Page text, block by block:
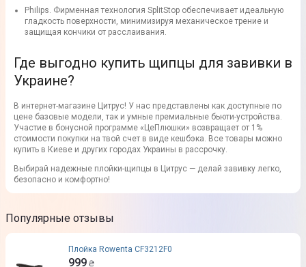
Philips. Фирменная технология SplitStop обеспечивает идеальную
гладкость поверхности, минимизируя механическое трение и
защищая кончики от расслаивания.
Где выгодно купить щипцы для завивки в
Украине?
В интернет-магазине Цитрус! У нас представлены как доступные по
цене базовые модели, так и умные премиальные бьюти-устройства.
Участие в бонусной программе «ЦеПлюшки» возвращает от 1%
стоимости покупки на твой счет в виде кешбэка. Все товары можно
купить в Киеве и других городах Украины в рассрочку.
Выбирай надежные плойки-щипцы в Цитрус — делай завивку легко,
безопасно и комфортно!
Популярные отзывы
Плойка Rowenta CF3212F0
999 ₴